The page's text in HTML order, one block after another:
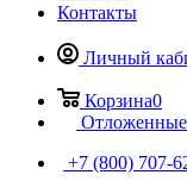
Контакты
Личный
Корзина0
Отложенные
+7 (800) 707-